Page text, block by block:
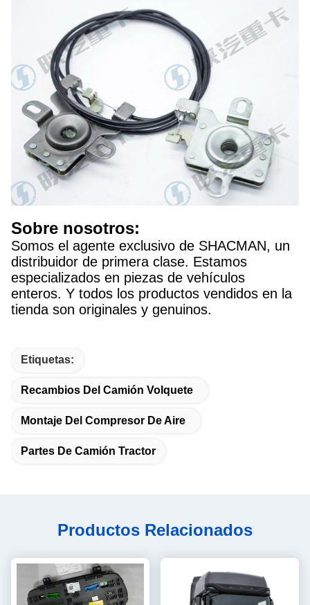
Sobre nosotros:
Somos el agente exclusivo de SHACMAN, un
distribuidor de primera clase. Estamos
especializados en piezas de vehículos
enteros. Y todos los productos vendidos en la
tienda son originales y genuinos.
Etiquetas:
Recambios Del Camión Volquete
Montaje Del Compresor De Aire
Partes De Camión Tractor
Productos Relacionados